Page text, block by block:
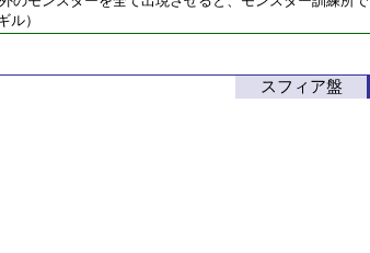
）
スフィア盤